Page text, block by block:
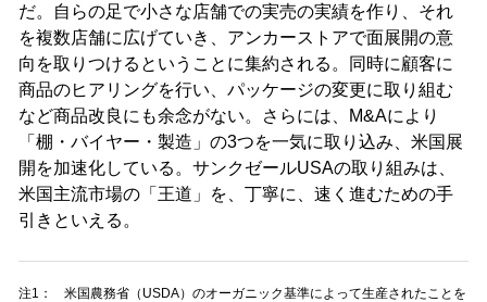
だ。自らの足で小さな店舗での実売の実績を作り、それ
を複数店舗に広げていき、アンカーストアで面展開の意
向を取りつけるということに集約される。同時に顧客に
商品のヒアリングを行い、パッケージの変更に取り組む
など商品改良にも余念がない。さらには、M&Aにより
「棚・バイヤー・製造」の3つを一気に取り込み、米国展
開を加速化している。サンクゼールUSAの取り組みは、
米国主流市場の「王道」を、丁寧に、速く進むための手
引きといえる。
注1：
米国農務省（USDA）のオーガニック基準によって生産されたことを